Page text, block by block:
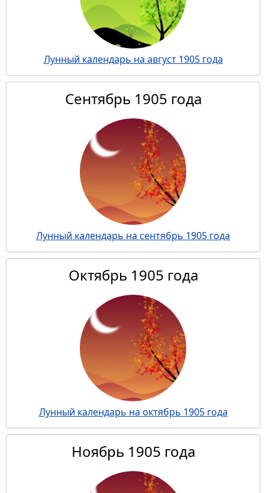
Лунный календарь на август 1905 года
Сентябрь 1905 года
Лунный календарь на сентябрь 1905 года
Октябрь 1905 года
Лунный календарь на октябрь 1905 года
Ноябрь 1905 года